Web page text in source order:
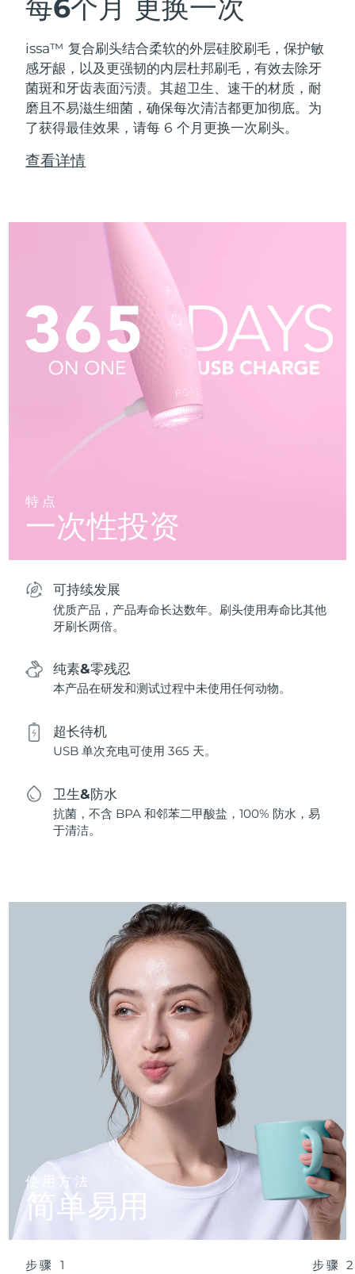
每6个月 更换一次
issa™ 复合刷头结合柔软的外层硅胶刷毛，保护敏
感牙龈，以及更强韧的内层杜邦刷毛，有效去除牙
菌斑和牙齿表面污渍。其超卫生、速干的材质，耐
磨且不易滋生细菌，确保每次清洁都更加彻底。为
了获得最佳效果，请每 6 个月更换一次刷头。
查看详情
特点
一次性投资
可持续发展
优质产品，产品寿命长达数年。刷头使用寿命比其他
牙刷长两倍。
纯素&零残忍
本产品在研发和测试过程中未使用任何动物。
超长待机
USB 单次充电可使用 365 天。
卫生&防水
抗菌，不含 BPA 和邻苯二甲酸盐，100% 防水，易
于清洁。
使用方法
简单易用
步骤 1 步骤